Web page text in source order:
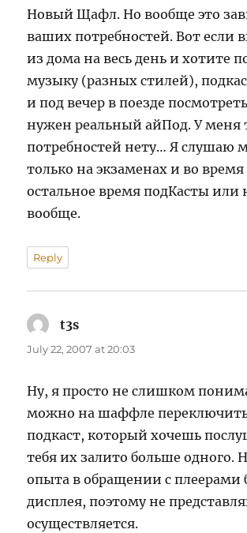
Новый Щафл. Но вообще это
ваших потребностей. Вот если
из дома на весь день и хотите
музыку (разных стилей),
и под вечер в поезде
нужен реальный айПод. У меня
потребностей нету… Я слушаю
только на экзаменах и во время
остальное время подКасты или
вообще.
Reply
t3s
July 22, 2007 at 20:03
Ну, я просто не слишком
можно на шаффле
подкаст, который хочешь
тебя их залито больше одного.
опыта в обращении с плеерами
дисплея, поэтому не
осуществляется.